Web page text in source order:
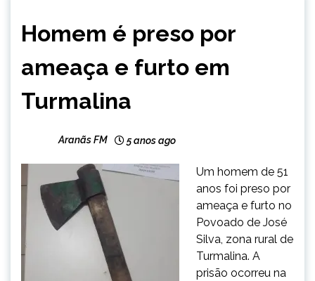
Homem é preso por
ameaça e furto em
Turmalina
Aranãs FM 5 anos ago
Um homem de 51
anos foi preso por
ameaça e furto no
Povoado de José
Silva, zona rural de
Turmalina. A
prisão ocorreu na